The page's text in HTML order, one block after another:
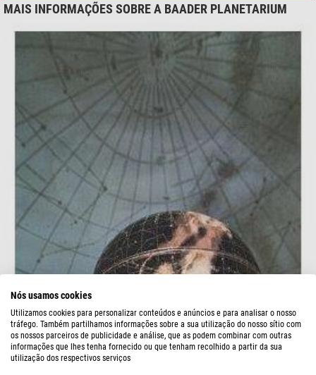
MAIS INFORMAÇÕES SOBRE A BAADER PLANETARIUM
Nós usamos cookies
Utilizamos cookies para personalizar conteúdos e anúncios e para analisar o nosso
tráfego. Também partilhamos informações sobre a sua utilização do nosso sítio com
os nossos parceiros de publicidade e análise, que as podem combinar com outras
informações que lhes tenha fornecido ou que tenham recolhido a partir da sua
utilização dos respectivos serviços